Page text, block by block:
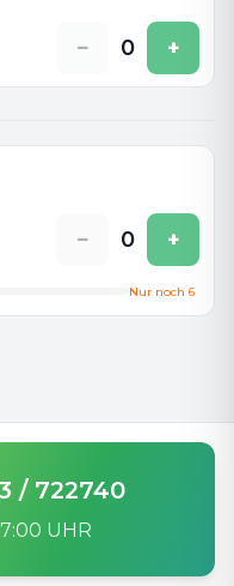
− 0 +
− 0 +
Nur noch 6
/ 722740
UHR